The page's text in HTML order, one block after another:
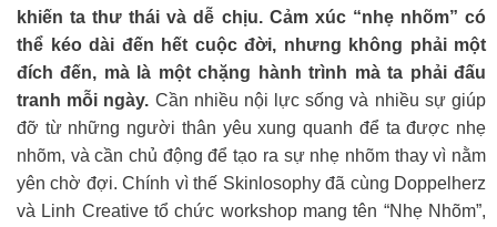
khiến ta thư thái và dễ chịu. Cảm xúc “nhẹ nhõm” có
thể kéo dài đến hết cuộc đời, nhưng không phải một
đích đến, mà là một chặng hành trình mà ta phải đấu
tranh mỗi ngày. Cần nhiều nội lực sống và nhiều sự giúp
đỡ từ những người thân yêu xung quanh để ta được nhẹ
nhõm, và cần chủ động để tạo ra sự nhẹ nhõm thay vì nằm
yên chờ đợi. Chính vì thế Skinlosophy đã cùng Doppelherz
và Linh Creative tổ chức workshop mang tên “Nhẹ Nhõm”,